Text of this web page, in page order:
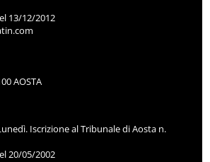
13/12/2012
AOSTA
Iscrizione al Tribunale di Aosta n.
20/05/2002